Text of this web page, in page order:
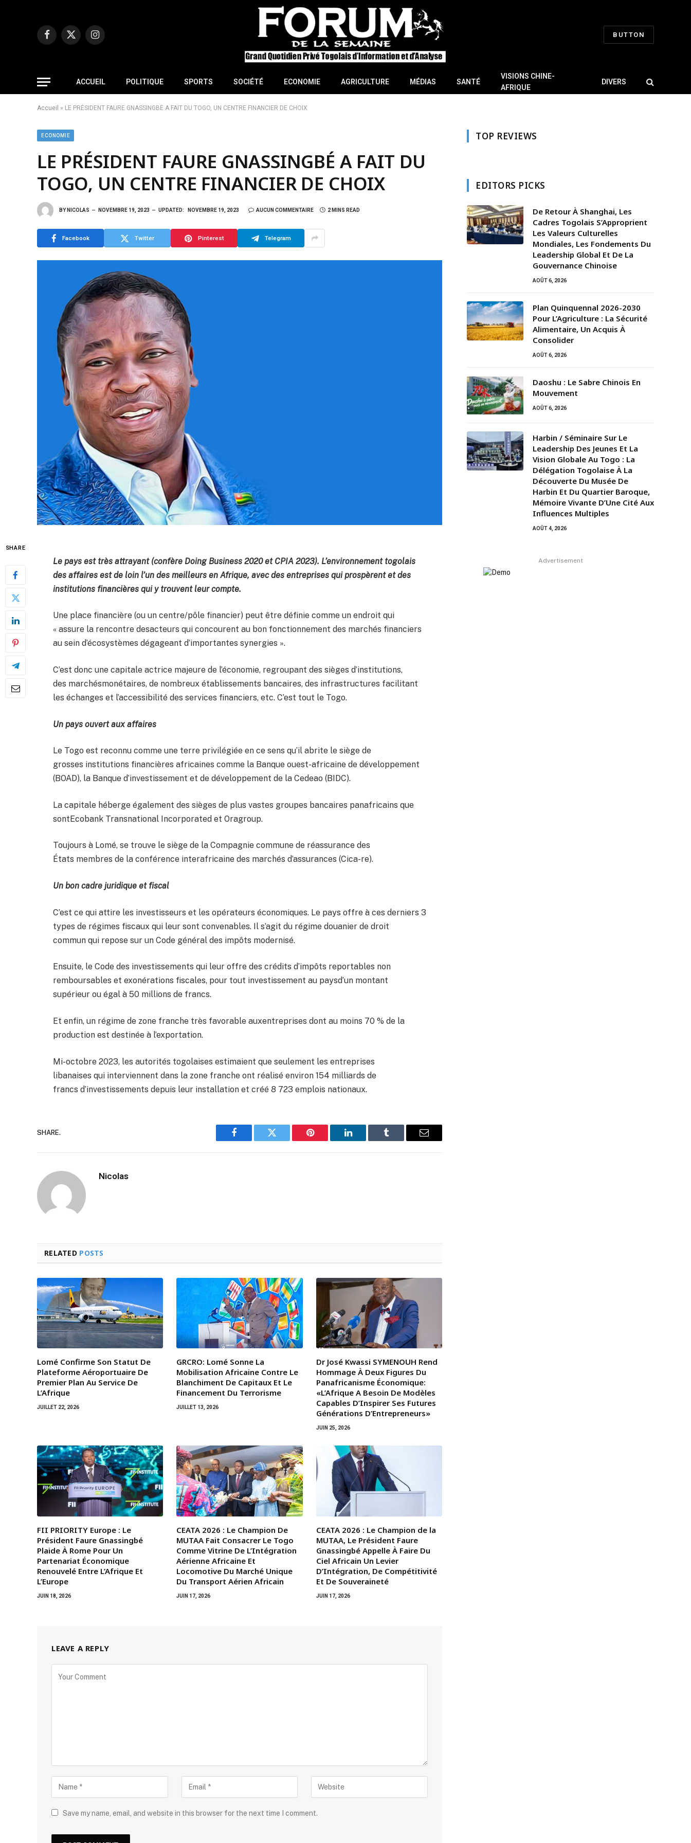
Facebook
X
Instagram
BUTTON
ACCUEIL POLITIQUE SPORTS SOCIÉTÉ ECONOMIE AGRICULTURE MÉDIAS SANTÉ
VISIONS CHINE-
AFRIQUE
DIVERS
Accueil » LE PRÉSIDENT FAURE GNASSINGBÉ A FAIT DU TOGO, UN CENTRE FINANCIER DE CHOIX
ECONOMIE
LE PRÉSIDENT FAURE GNASSINGBÉ A FAIT DU
TOGO, UN CENTRE FINANCIER DE CHOIX
BY NICOLAS NOVEMBRE 19, 2023 UPDATED: NOVEMBRE 19, 2023 AUCUN COMMENTAIRE 2 MINS READ
Facebook Twitter Pinterest Telegram
SHARE
Le pays est très attrayant (confère Doing Business 2020 et CPIA 2023). L’environnement togolais
des affaires est de loin l’un des meilleurs en Afrique, avec des entreprises qui prospèrent et des
institutions financières qui y trouvent leur compte.
Une place financière (ou un centre/pôle financier) peut être définie comme un endroit qui
« assure la rencontre desacteurs qui concourent au bon fonctionnement des marchés financiers
au sein d’écosystèmes dégageant d’importantes synergies ».
C’est donc une capitale actrice majeure de l’économie, regroupant des sièges d’institutions,
des marchésmonétaires, de nombreux établissements bancaires, des infrastructures facilitant
les échanges et l’accessibilité des services financiers, etc. C’est tout le Togo.
Un pays ouvert aux affaires
Le Togo est reconnu comme une terre privilégiée en ce sens qu’il abrite le siège de
grosses institutions financières africaines comme la Banque ouest-africaine de développement
(BOAD), la Banque d’investissement et de développement de la Cedeao (BIDC).
La capitale héberge également des sièges de plus vastes groupes bancaires panafricains que
sontEcobank Transnational Incorporated et Oragroup.
Toujours à Lomé, se trouve le siège de la Compagnie commune de réassurance des
États membres de la conférence interafricaine des marchés d’assurances (Cica-re).
Un bon cadre juridique et fiscal
C’est ce qui attire les investisseurs et les opérateurs économiques. Le pays offre à ces derniers 3
types de régimes fiscaux qui leur sont convenables. Il s’agit du régime douanier de droit
commun qui repose sur un Code général des impôts modernisé.
Ensuite, le Code des investissements qui leur offre des crédits d’impôts reportables non
remboursables et exonérations fiscales, pour tout investissement au paysd’un montant
supérieur ou égal à 50 millions de francs.
Et enfin, un régime de zone franche très favorable auxentreprises dont au moins 70 % de la
production est destinée à l’exportation.
Mi-octobre 2023, les autorités togolaises estimaient que seulement les entreprises
libanaises qui interviennent dans la zone franche ont réalisé environ 154 milliards de
francs d’investissements depuis leur installation et créé 8 723 emplois nationaux.
SHARE.
Facebook Twitter Pinterest LinkedIn Tumblr Email
Nicolas
RELATED POSTS
Lomé Confirme Son Statut De
Plateforme Aéroportuaire De
Premier Plan Au Service De
L’Afrique
JUILLET 22, 2026
GRCRO: Lomé Sonne La
Mobilisation Africaine Contre Le
Blanchiment De Capitaux Et Le
Financement Du Terrorisme
JUILLET 13, 2026
Dr José Kwassi SYMENOUH Rend
Hommage À Deux Figures Du
Panafricanisme Économique:
«L’Afrique A Besoin De Modèles
Capables D’Inspirer Ses Futures
Générations D’Entrepreneurs»
JUIN 25, 2026
FII PRIORITY Europe : Le
Président Faure Gnassingbé
Plaide À Rome Pour Un
Partenariat Économique
Renouvelé Entre L’Afrique Et
L’Europe
JUIN 18, 2026
CEATA 2026 : Le Champion De
MUTAA Fait Consacrer Le Togo
Comme Vitrine De L’Intégration
Aérienne Africaine Et
Locomotive Du Marché Unique
Du Transport Aérien Africain
JUIN 17, 2026
CEATA 2026 : Le Champion de la
MUTAA, Le Président Faure
Gnassingbé Appelle À Faire Du
Ciel Africain Un Levier
D’Intégration, De Compétitivité
Et De Souveraineté
JUIN 17, 2026
LEAVE A REPLY
Save my name, email, and website in this browser for the next time I comment.
TOP REVIEWS
EDITORS PICKS
De Retour À Shanghai, Les
Cadres Togolais S’Approprient
Les Valeurs Culturelles
Mondiales, Les Fondements Du
Leadership Global Et De La
Gouvernance Chinoise
AOÛT 6, 2026
Plan Quinquennal 2026-2030
Pour L’Agriculture : La Sécurité
Alimentaire, Un Acquis À
Consolider
AOÛT 6, 2026
Daoshu : Le Sabre Chinois En
Mouvement
AOÛT 6, 2026
Harbin / Séminaire Sur Le
Leadership Des Jeunes Et La
Vision Globale Au Togo : La
Délégation Togolaise À La
Découverte Du Musée De
Harbin Et Du Quartier Baroque,
Mémoire Vivante D’Une Cité Aux
Influences Multiples
AOÛT 4, 2026
Advertisement